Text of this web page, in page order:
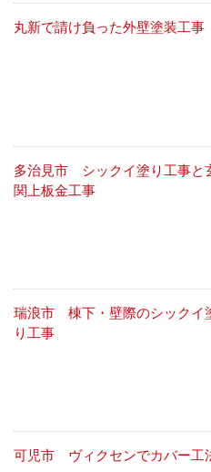
丸新で請け負った外壁塗装工事
多治見市 シックイ塗り工事と
関上板金工事
瑞浪市 棟下・壁際のシックイ
り工事
可児市 ヴィクセンでカバー工